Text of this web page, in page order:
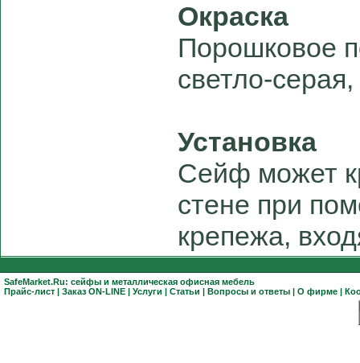
Окраска
Порошковое
светло-
Установка
Сейф может
стене при
крепежа,
SafeMarket.Ru: сейфы и металлическая офисная мебель
Прайс-лист | Заказ ON-LINE | Услуги | Статьи | Вопросы и ответы | О фирме |